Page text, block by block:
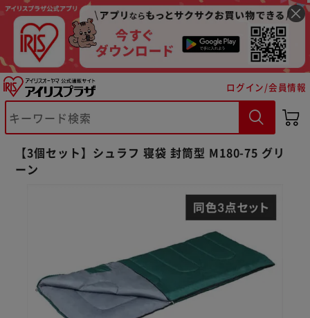
ログイン/会員情報
【3個セット】シュラフ 寝袋 封筒型 M180-75 グリ
ーン
※ご確認ください